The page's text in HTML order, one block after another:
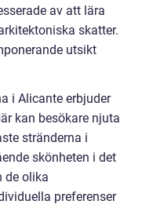
av att lära
skatter.
utsikt
i Alicante erbjuder
kan besökare njuta
stränderna i
skönheten i det
de olika
preferenser